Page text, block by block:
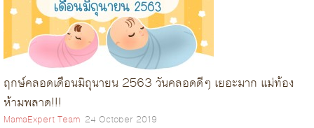
ฤกษ์คลอดเดือนมิถุนายน 2563 วันคลอดดีๆ เยอะมาก แม่ท้อง
ห้ามพลาด!!!
MamaExpert Team 24 October 2019